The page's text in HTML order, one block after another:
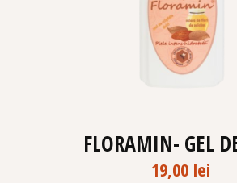
FLORAMIN- GEL
19,00 lei